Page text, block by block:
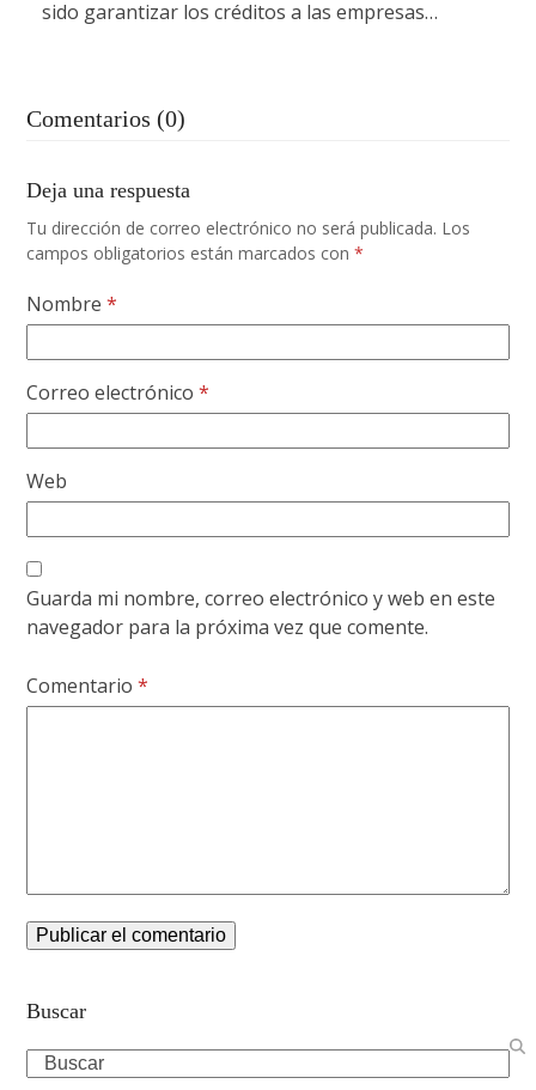
sido garantizar los créditos a las empresas…
Comentarios (0)
Deja una respuesta
Tu dirección de correo electrónico no será publicada. Los
campos obligatorios están marcados con*
Nombre*
Correo electrónico*
Web
Guarda mi nombre, correo electrónico y web en este
navegador para la próxima vez que comente.
Comentario*
Buscar
Search